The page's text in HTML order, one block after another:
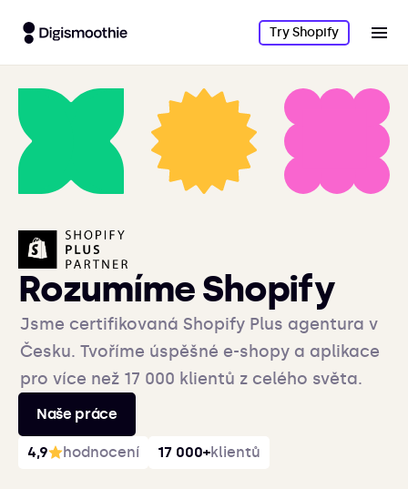
Try Shopify
Rozumíme Shopify
Jsme certifikovaná Shopify Plus agentura v
Česku. Tvoříme úspěšné e-shopy a aplikace
pro více než 17 000 klientů z celého světa.
Naše práce
4,9 hodnocení 17 000+klientů